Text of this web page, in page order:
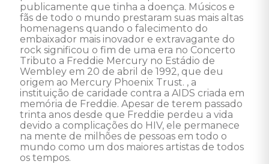
publicamente que tinha a doença. Músicos e
fãs de todo o mundo prestaram suas mais altas
homenagens quando o falecimento do
embaixador mais inovador e extravagante do
rock significou o fim de uma era no Concerto
Tributo a Freddie Mercury no Estádio de
Wembley em 20 de abril de 1992, que deu
origem ao Mercury Phoenix Trust. , a
instituição de caridade contra a AIDS criada em
memória de Freddie. Apesar de terem passado
trinta anos desde que Freddie perdeu a vida
devido a complicações do HIV, ele permanece
na mente de milhões de pessoas em todo o
mundo como um dos maiores artistas de todos
os tempos.